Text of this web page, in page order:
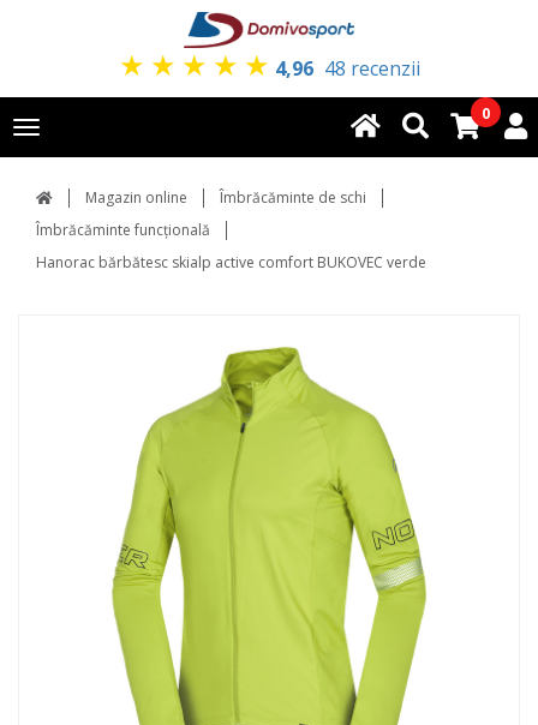
★ ★ ★ ★ ★ 4,96 48 recenzii
Toggle
navigation
0
Magazin online
Îmbrăcăminte de schi
Îmbrăcăminte funcțională
Hanorac bărbătesc skialp active comfort BUKOVEC verde